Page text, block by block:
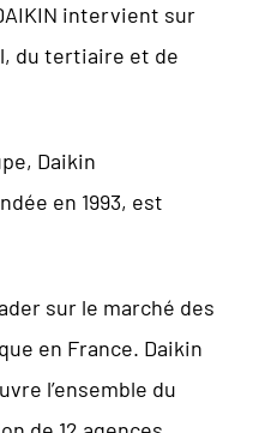
intervient sur
du tertiaire et de
Daikin
en 1993, est
sur le marché des
en France. Daikin
l’ensemble du